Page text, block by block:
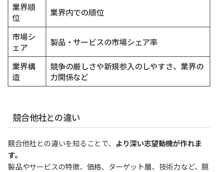
業界順
位
業界内での順位
市場シ
ェア
製品・サービスの市場シェア率
業界構
造
競争の厳しさや新規参入のしやすさ、業界の
力関係など
競合他社との違い
競合他社との違いを知ることで、
より深い志望動機が作れま
す。
製品やサービスの特徴、価格、ターゲット層、技術力など、競